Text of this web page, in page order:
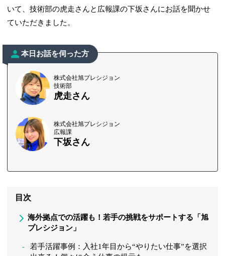
いて、技術部の虎走さんと広報課の下坂さんにお話を聞かせ
ていただきました。
本日お話を伺った方
株式会社旭プレシジョン
技術部
虎走さん
株式会社旭プレシジョン
広報課
下坂さん
目次
海外拠点での活躍も！若手の挑戦をサポートする「旭
プレシジョン」
若手活躍事例：入社1年目から“やりたい仕事”を選択